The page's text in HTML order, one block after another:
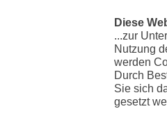
Datenschutzerklärung
Diese
...zur
Nutzung
werden
Durch
Sie sich
gesetzt